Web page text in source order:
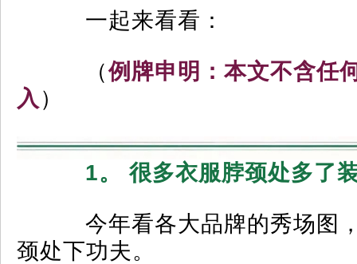
一起来看看：
（例牌申明：本文不含任
入 ）
1。 很多衣服脖颈处多了
今年看各大品牌的秀场图
颈处下功夫。